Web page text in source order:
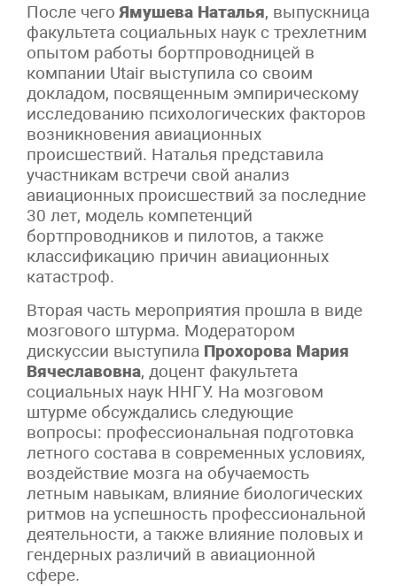
После чегоЯмушева Наталья, выпускница
факультета социальных наук с трехлетним
опытом работы бортпроводницей в
компании Utair выступила со своим
докладом, посвященным эмпирическому
исследованию психологических факторов
возникновения авиационных
происшествий. Наталья представила
участникам встречи свой анализ
авиационных происшествий за последние
30 лет, модель компетенций
бортпроводников и пилотов, а также
классификацию причин авиационных
катастроф.
Вторая часть мероприятия прошла в виде
мозгового штурма. Модератором
дискуссии выступила Прохорова Мария
Вячеславовна, доцент факультета
социальных наук ННГУ. На мозговом
штурме обсуждались следующие
вопросы: профессиональная подготовка
летного состава в современных условиях,
воздействие мозга на обучаемость
летным навыкам, влияние биологических
ритмов на успешность профессиональной
деятельности, а также влияние половых и
гендерных различий в авиационной
сфере.